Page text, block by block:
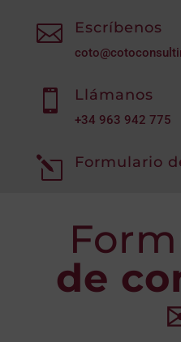
 Escríbenos
 Llámanos
+34 963 942 775
l Formulario
de